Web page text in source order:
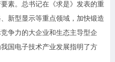
素。总书记在《求是》发表的重
新型显示等重点领域，加快锻造
争力的大企业和生态主导型企
国电子技术产业发展指明了方